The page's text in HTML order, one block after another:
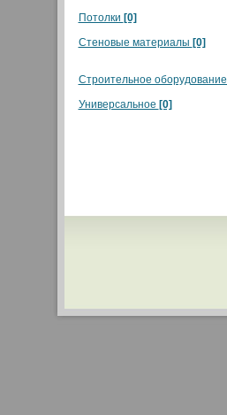
Потолки [0]
Стеновые материалы [0]
Строительное оборудование
Универсальное [0]